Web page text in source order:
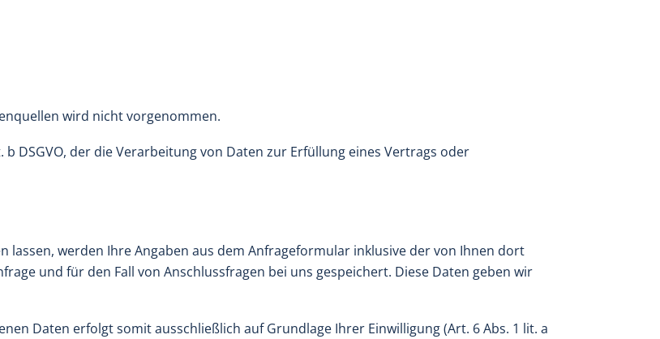
wird nicht vorgenommen.
DSGVO, der die Verarbeitung von Daten zur Erfüllung eines Vertrags oder
lassen, werden Ihre Angaben aus dem Anfrageformular inklusive der von Ihnen dort
und für den Fall von Anschlussfragen bei uns gespeichert. Diese Daten geben wir
Daten erfolgt somit ausschließlich auf Grundlage Ihrer Einwilligung (Art. 6 Abs. 1 lit. a